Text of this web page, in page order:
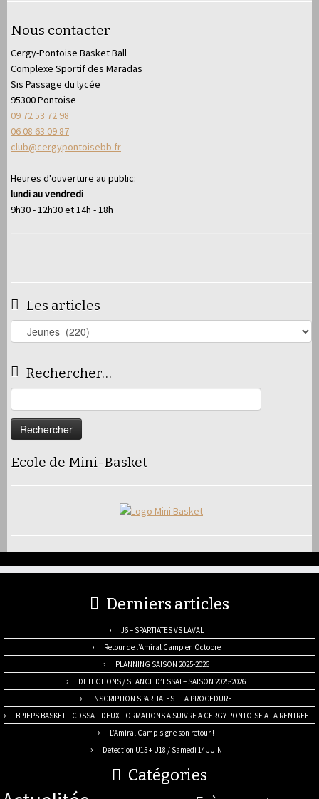
Nous contacter
Cergy-Pontoise Basket Ball
Complexe Sportif des Maradas
Sis Passage du lycée
95300 Pontoise
09 72 53 72 98
06 08 63 09 87
club@cergypontoisebb.fr
Heures d'ouverture au public:
lundi au vendredi
9h30 - 12h30 et 14h - 18h
Les articles
articles
Rechercher…
Ecole de Mini-Basket
Derniers articles
J6 – SPARTIATES VS LAVAL
Retour de l’Amiral Camp en Octobre
PLANNING SAISON 2025-2026
DETECTIONS / SEANCE D’ESSAI – SAISON 2025-2026
INSCRIPTION SPARTIATES – LA PROCEDURE
BPJEPS BASKET – CDSSA – DEUX FORMATIONS A SUIVRE A CERGY-PONTOISE A LA RENTREE
L’Amiral Camp signe son retour !
Detection U15 + U18 / Samedi 14 JUIN
Catégories